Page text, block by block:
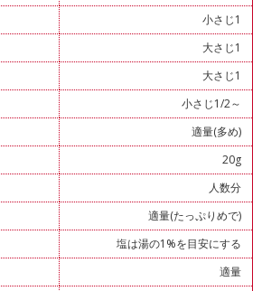
小さじ1
大さじ1
大さじ1
小さじ1/2～
適量(多め)
20g
人数分
適量(たっぷりめで)
塩は湯の1%を目安にする
適量